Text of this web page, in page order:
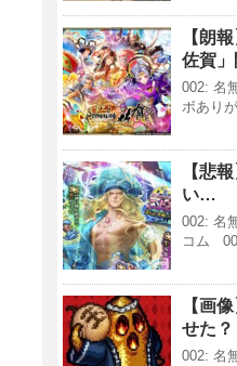
【朗
佐賀」
002: 名
ボあり
【悲
い…
002: 名
コム
【画
せた？
002: 名